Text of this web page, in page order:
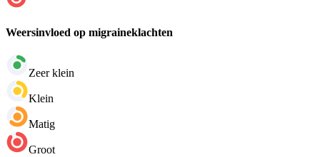
Weersinvloed op migraineklachten
Zeer klein
Klein
Matig
Groot